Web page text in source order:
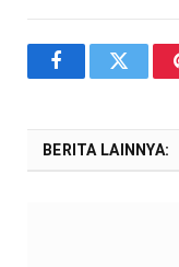
FacebookTwitter
BERITA LAINNYA: